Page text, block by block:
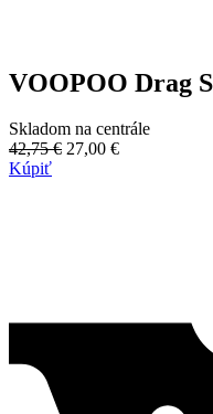
VOOPOO Drag
Skladom na centrále
42,75 € 27,00 €
Kúpiť